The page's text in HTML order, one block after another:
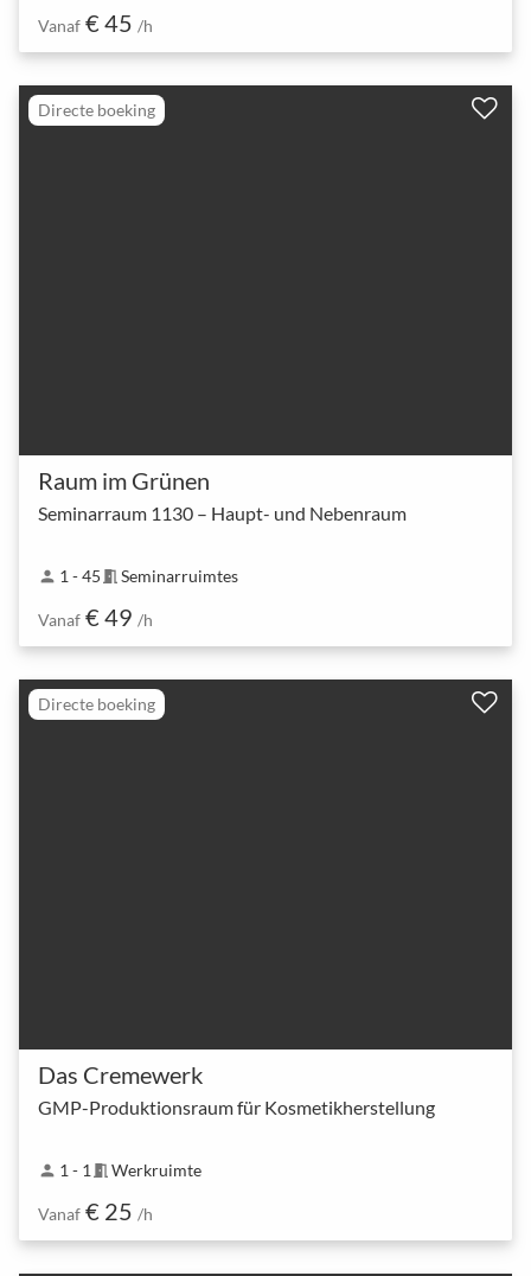
Vanaf € 45 /h
Directe boeking
Raum im Grünen
Seminarraum 1130 – Haupt- und Nebenraum
person 1 - 45 meeting_room Seminarruimtes
Vanaf € 49 /h
Directe boeking
Das Cremewerk
GMP-Produktionsraum für Kosmetikherstellung
person 1 - 1 meeting_room Werkruimte
Vanaf € 25 /h